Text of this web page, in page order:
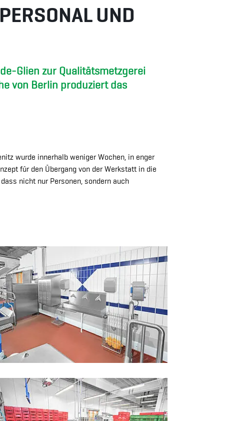
UND
Glien zur Qualitätsmetzgerei
von Berlin produziert das
wurde innerhalb weniger Wochen, in enger
für den Übergang von der Werkstatt in die
nicht nur Personen, sondern auch